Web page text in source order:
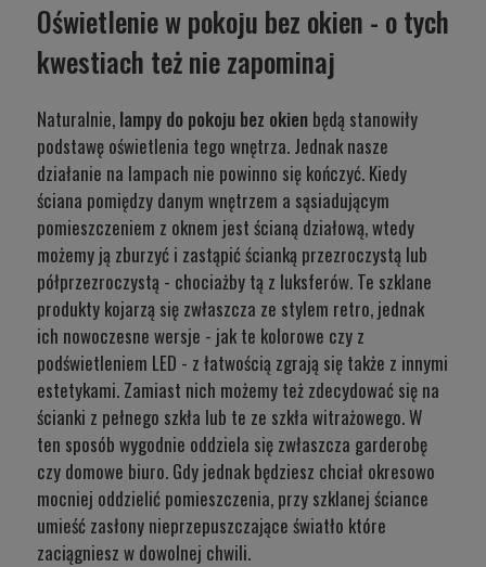
Oświetlenie w pokoju bez okien - o tych
kwestiach też nie zapominaj
Naturalnie, lampy do pokoju bez okien będą stanowiły
podstawę oświetlenia tego wnętrza. Jednak nasze
działanie na lampach nie powinno się kończyć. Kiedy
ściana pomiędzy danym wnętrzem a sąsiadującym
pomieszczeniem z oknem jest ścianą działową, wtedy
możemy ją zburzyć i zastąpić ścianką przezroczystą lub
półprzezroczystą - chociażby tą z luksferów. Te szklane
produkty kojarzą się zwłaszcza ze stylem retro, jednak
ich nowoczesne wersje - jak te kolorowe czy z
podświetleniem LED - z łatwością zgrają się także z innymi
estetykami. Zamiast nich możemy też zdecydować się na
ścianki z pełnego szkła lub te ze szkła witrażowego. W
ten sposób wygodnie oddziela się zwłaszcza garderobę
czy domowe biuro. Gdy jednak będziesz chciał okresowo
mocniej oddzielić pomieszczenia, przy szklanej ściance
umieść zasłony nieprzepuszczające światło które
zaciągniesz w dowolnej chwili.